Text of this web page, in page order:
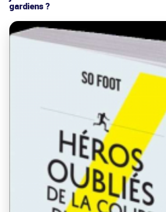
gardiens ?